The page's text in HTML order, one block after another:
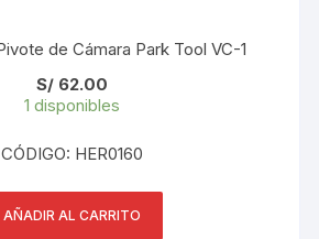
de Cámara Park Tool VC-1
S/ 62.00
1 disponibles
CÓDIGO: HER0160
AÑADIR AL CARRITO